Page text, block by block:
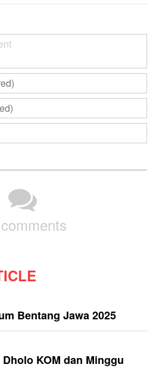
Bentang Jawa 2025
KOM dan Minggu